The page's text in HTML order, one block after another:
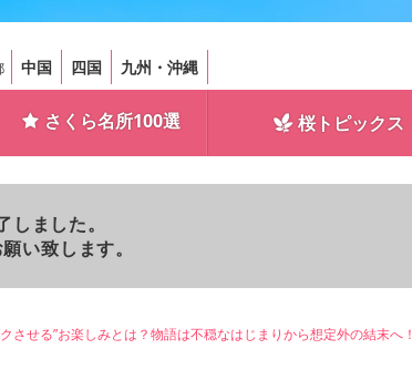
中国 四国 九州・沖縄
さくら名所100選 桜トピックス
ました。
い致します。
させる”お楽しみとは？物語は不穏なはじまりから想定外の結末へ！